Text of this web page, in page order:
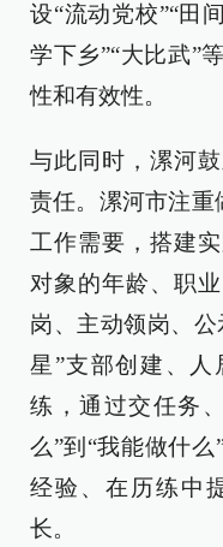
设“流动党校”“田
学下乡”“大比武”
性和有效性。
与此同时，漯河
责任。漯河市注重
工作需要，搭建
对象的年龄、职
岗、主动领岗、
星”支部创建、人
练，通过交任务
么”到“我能做什
经验、在历练中
长。